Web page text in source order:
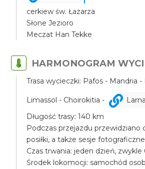
cerkiew św. Łazarza
Słone Jezioro
Meczat Han Tekke
HARMONOGRAM
Trasa wycieczki: Pafos - Mandria
Limassol - Choirokitia -
Długość trasy: 140 km
Podczas przejazdu przewidziano
posiłki, a także sesje
Czas trwania: jeden dzień, zwykle
Środek lokomocji: samochód